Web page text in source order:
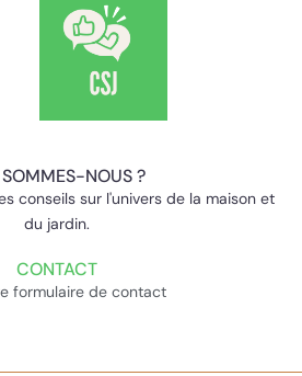
NOUS ?
conseils sur l'univers de la maison et
du jardin.
CONTACT
formulaire de contact